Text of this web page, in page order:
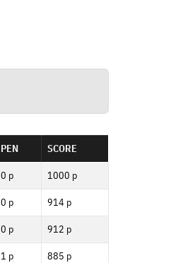
PEN SCORE
0 p 1000 p
0 p 914 p
0 p 912 p
1 p 885 p